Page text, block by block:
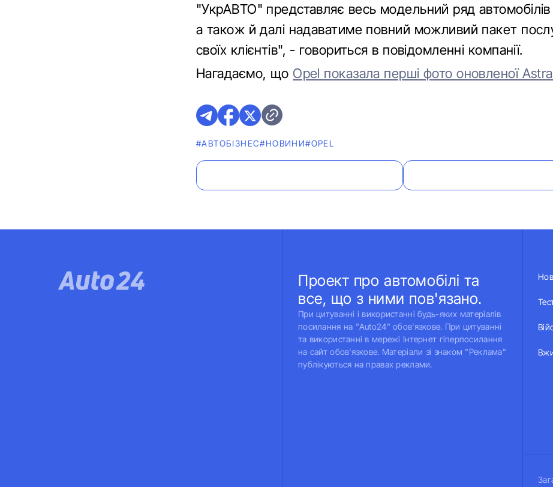
"УкрАВТО" представляє весь модельний ряд
а також й далі надаватиме повний можливий пакет
своїх клієнтів", - говориться в повідомленні компанії.
Нагадаємо, щоOpel показала перші фото оновленої
#АВТОБІЗНЕС#НОВИНИ#OPEL
Проект про автомобілі та
все, що з ними пов'язано.
При цитуванні і використанні будь-яких матеріалів
посилання на "Auto24" обов'язкове. При цитуванні
та використанні в мережі Інтернет гіперпосилання
на сайт обов'язкове. Матеріали зі знаком "Реклама"
публікуються на правах реклами.